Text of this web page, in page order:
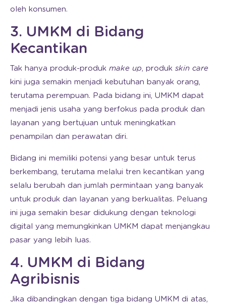
oleh konsumen.
3. UMKM di Bidang
Kecantikan
Tak hanya produk-produk make up, produk skin care
kini juga semakin menjadi kebutuhan banyak orang,
terutama perempuan. Pada bidang ini, UMKM dapat
menjadi jenis usaha yang berfokus pada produk dan
layanan yang bertujuan untuk meningkatkan
penampilan dan perawatan diri.
Bidang ini memiliki potensi yang besar untuk terus
berkembang, terutama melalui tren kecantikan yang
selalu berubah dan jumlah permintaan yang banyak
untuk produk dan layanan yang berkualitas. Peluang
ini juga semakin besar didukung dengan teknologi
digital yang memungkinkan UMKM dapat menjangkau
pasar yang lebih luas.
4. UMKM di Bidang
Agribisnis
Jika dibandingkan dengan tiga bidang UMKM di atas,